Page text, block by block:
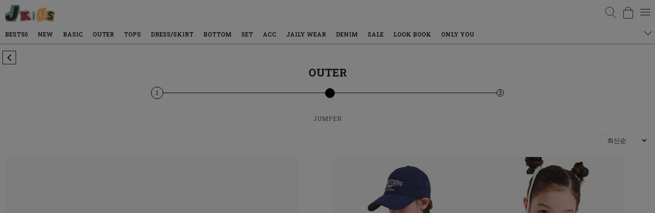
검색
BEST50 NEW BASIC OUTER TOPS DRESS/SKIRT BOTTOM SET ACC JAILY WEAR DENIM SALE LOOK BOOK ONLY YOU
OUTER
1 3
JUMPER